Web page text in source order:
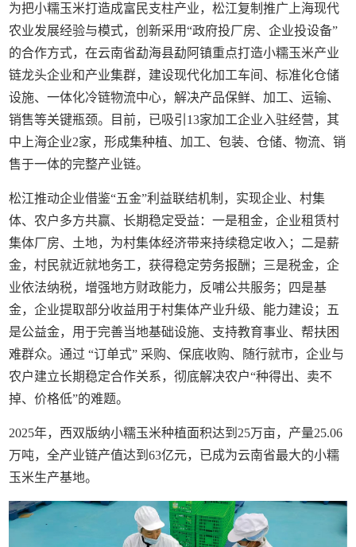
为把小糯玉米打造成富民支柱产业，松江复制推广上海现代
农业发展经验与模式，创新采用“政府投厂房、企业投设备”
的合作方式，在云南省勐海县勐阿镇重点打造小糯玉米产业
链龙头企业和产业集群，建设现代化加工车间、标准化仓储
设施、一体化冷链物流中心，解决产品保鲜、加工、运输、
销售等关键瓶颈。目前，已吸引13家加工企业入驻经营，其
中上海企业2家，形成集种植、加工、包装、仓储、物流、销
售于一体的完整产业链。
松江推动企业借鉴“五金”利益联结机制，实现企业、村集
体、农户多方共赢、长期稳定受益：一是租金，企业租赁村
集体厂房、土地，为村集体经济带来持续稳定收入；二是薪
金，村民就近就地务工，获得稳定劳务报酬；三是税金，企
业依法纳税，增强地方财政能力，反哺公共服务；四是基
金，企业提取部分收益用于村集体产业升级、能力建设；五
是公益金，用于完善当地基础设施、支持教育事业、帮扶困
难群众。通过 “订单式” 采购、保底收购、随行就市，企业与
农户建立长期稳定合作关系，彻底解决农户“种得出、卖不
掉、价格低”的难题。
2025年，西双版纳小糯玉米种植面积达到25万亩，产量25.06
万吨，全产业链产值达到63亿元，已成为云南省最大的小糯
玉米生产基地。